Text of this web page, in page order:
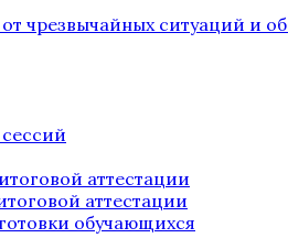
чрезвычайных ситуаций и
аттестации
аттестации
обучающихся